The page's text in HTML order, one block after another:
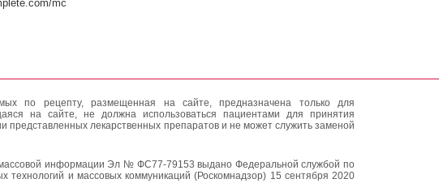
mc
по рецепту, размещенная на сайте, предназначена только для
на сайте, не должна использоваться пациентами для принятия
представленных лекарственных препаратов и не может служить заменой
массовой информации Эл № ФС77-79153 выдано Федеральной службой по
технологий и массовых коммуникаций (Роскомнадзор) 15 сентября 2020